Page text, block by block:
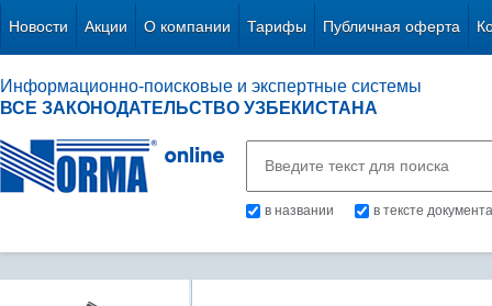
Новости Акции О компании Тарифы Публичная оферта
Информационно-поисковые и экспертные системы
ВСЕ ЗАКОНОДАТЕЛЬСТВО УЗБЕКИСТАНА
в названии в тексте документа